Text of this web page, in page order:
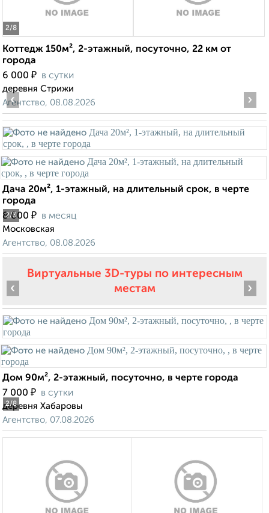
2/8
Коттедж 150м², 2-этажный, посуточно, 22 км от
города
6 000 ₽ в сутки
деревня Стрижи
Агентство, 08.08.2026
2/3
‹ ›
Дача 20м², 1-этажный, на длительный срок, в черте
города
8 000 ₽ в месяц
Московская
Агентство, 08.08.2026
Виртуальные 3D-туры по интересным
местам
2/8
‹ ›
Дом 90м², 2-этажный, посуточно, в черте города
7 000 ₽ в сутки
деревня Хабаровы
Агентство, 07.08.2026